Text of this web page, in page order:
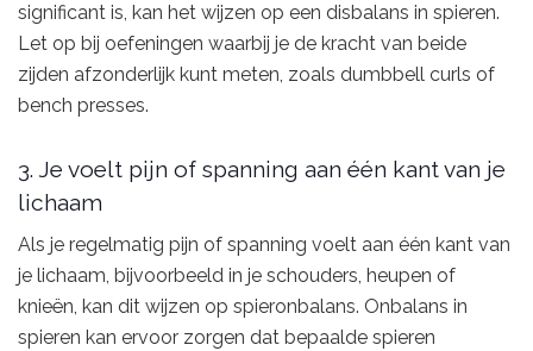
significant is, kan het wijzen op een disbalans in spieren.
Let op bij oefeningen waarbij je de kracht van beide
zijden afzonderlijk kunt meten, zoals dumbbell curls of
bench presses.
3. Je voelt pijn of spanning aan één kant van je
lichaam
Als je regelmatig pijn of spanning voelt aan één kant van
je lichaam, bijvoorbeeld in je schouders, heupen of
knieën, kan dit wijzen op spieronbalans. Onbalans in
spieren kan ervoor zorgen dat bepaalde spieren